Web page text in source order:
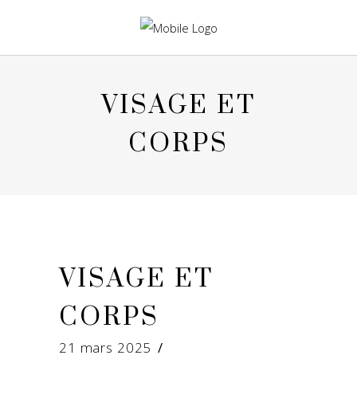
VISAGE ET
CORPS
VISAGE ET
CORPS
21 mars 2025